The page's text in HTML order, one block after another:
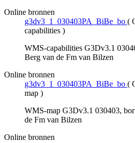
Online bronnen
g3dv3_1_030403PA_BiBe_bo (
capabilities )
WMS-capabilities G3Dv3.1
Berg van de Fm van Bilzen
Online bronnen
g3dv3_1_030403PA_BiBe_bo (
map )
WMS-map G3Dv3.1 030403,
de Fm van Bilzen
Online bronnen